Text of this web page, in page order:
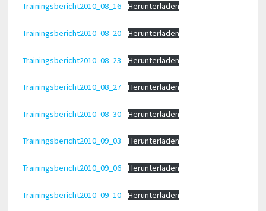
Trainingsbericht2010_08_16 Herunterladen
Trainingsbericht2010_08_20 Herunterladen
Trainingsbericht2010_08_23 Herunterladen
Trainingsbericht2010_08_27 Herunterladen
Trainingsbericht2010_08_30 Herunterladen
Trainingsbericht2010_09_03 Herunterladen
Trainingsbericht2010_09_06 Herunterladen
Trainingsbericht2010_09_10 Herunterladen